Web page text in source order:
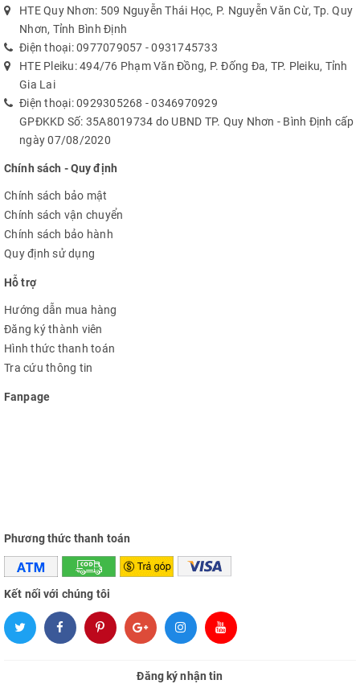
HTE Quy Nhơn: 509 Nguyễn Thái Học, P. Nguyễn Văn Cừ, Tp. Quy
Nhơn, Tỉnh Bình Định
Điện thoại:0977079057 -0931745733
HTE Pleiku: 494/76 Phạm Văn Đồng, P. Đống Đa, TP. Pleiku, Tỉnh
Gia Lai
Điện thoại:0929305268 -0346970929
GPĐKKD Số: 35A8019734 do UBND TP. Quy Nhơn - Bình Định cấp
ngày 07/08/2020
Chính sách - Quy định
Chính sách bảo mật
Chính sách vận chuyển
Chính sách bảo hành
Quy định sử dụng
Hỗ trợ
Hướng dẫn mua hàng
Đăng ký thành viên
Hình thức thanh toán
Tra cứu thông tin
Fanpage
Phương thức thanh toán
Kết nối với chúng tôi
Đăng ký nhận tin